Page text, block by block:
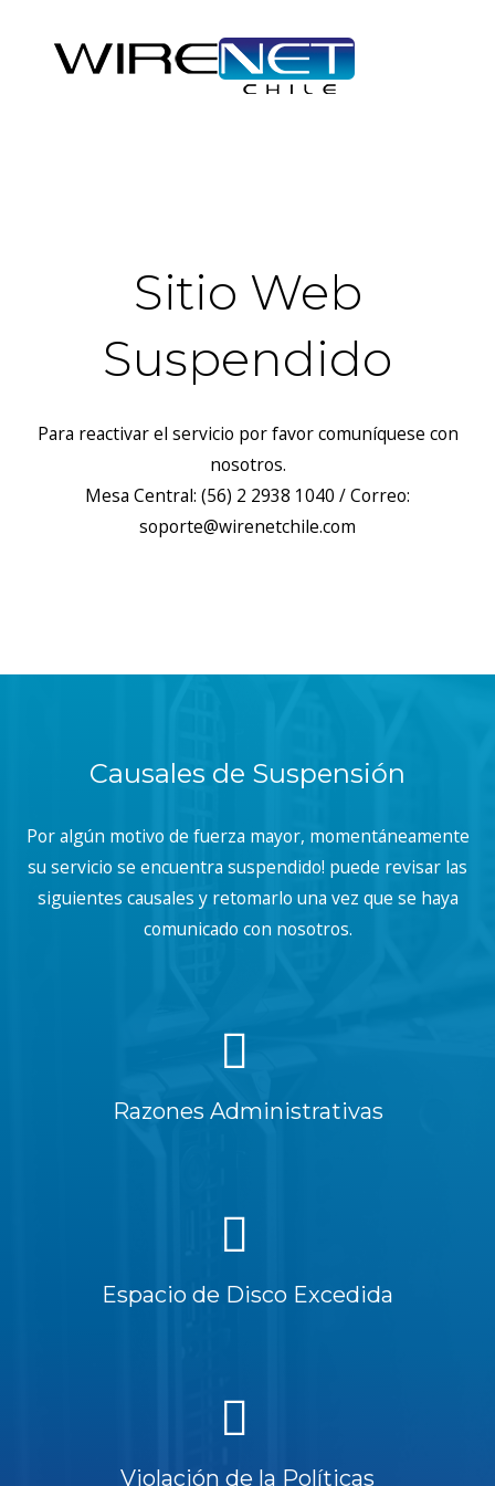
With, Content-Type, Accept");
Sitio Web
Suspendido
Para reactivar el servicio por favor comuníquese con
nosotros.
Mesa Central: (56) 2 2938 1040 / Correo:
soporte@wirenetchile.com
Causales de Suspensión
Por algún motivo de fuerza mayor, momentáneamente
su servicio se encuentra suspendido! puede revisar las
siguientes causales y retomarlo una vez que se haya
comunicado con nosotros.
Razones Administrativas
Espacio de Disco Excedida
Violación de la Políticas